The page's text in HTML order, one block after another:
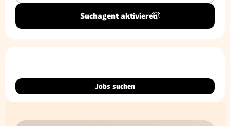
Suchagent aktivieren
Jobs suchen